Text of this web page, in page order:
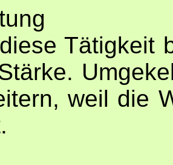
Tätigkeit
weil die